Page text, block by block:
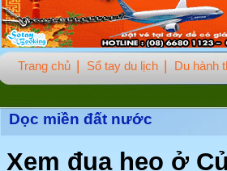
Trang chủ Sổ tay du lịch Du hành
Dọc miền đất nước
Xem đua heo ở